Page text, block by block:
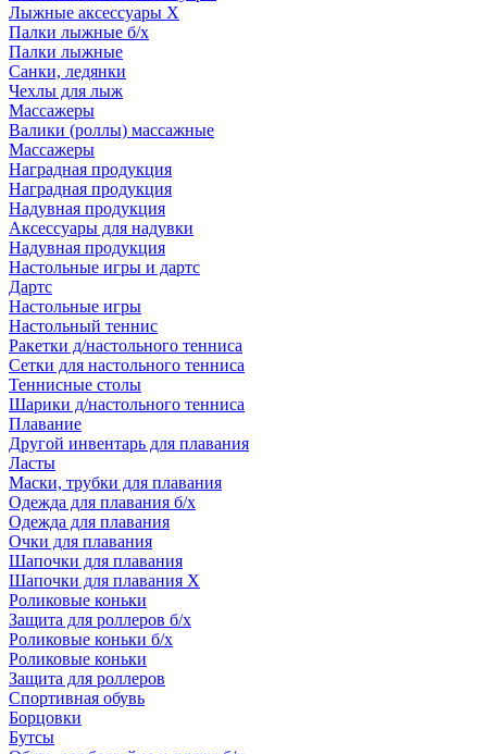
Лыжные аксессуары Х
Палки лыжные б/х
Палки лыжные
Санки, ледянки
Чехлы для лыж
Массажеры
Валики (роллы) массажные
Массажеры
Наградная продукция
Наградная продукция
Надувная продукция
Аксессуары для надувки
Надувная продукция
Настольные игры и дартс
Дартс
Настольные игры
Настольный теннис
Ракетки д/настольного тенниса
Сетки для настольного тенниса
Теннисные столы
Шарики д/настольного тенниса
Плавание
Другой инвентарь для плавания
Ласты
Маски, трубки для плавания
Одежда для плавания б/х
Одежда для плавания
Очки для плавания
Шапочки для плавания
Шапочки для плавания Х
Роликовые коньки
Защита для роллеров б/х
Роликовые коньки б/х
Роликовые коньки
Защита для роллеров
Спортивная обувь
Борцовки
Бутсы